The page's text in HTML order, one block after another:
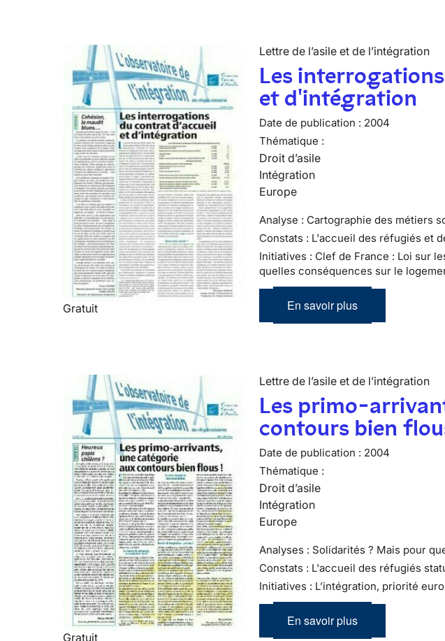
Gratuit
Lettre de l’asile et de l’intégration
Les
et d'intégration
Date de publication : 2004
Thématique :
Droit d’asile
Intégration
Europe
Analyse : Cartographie des métiers
Constats : L'accueil des réfugiés et
Initiatives : Clef de France : Loi sur
quelles conséquences sur le
En savoir plus
Gratuit
Lettre de l’asile et de l’intégration
Les primo-
contours bien
Date de publication : 2004
Thématique :
Droit d’asile
Intégration
Europe
Analyses : Solidarités ? Mais pour
Constats : L'accueil des réfugiés
Initiatives : L’intégration, priorité
En savoir plus